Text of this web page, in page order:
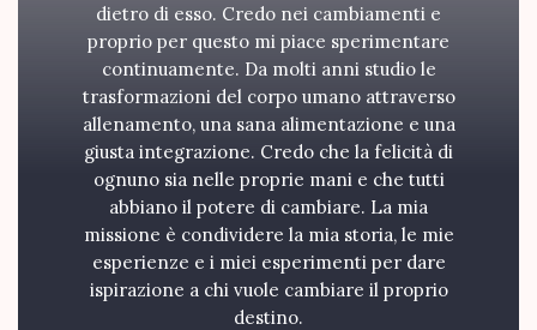
dietro di esso. Credo nei cambiamenti e
proprio per questo mi piace sperimentare
continuamente. Da molti anni studio le
trasformazioni del corpo umano attraverso
allenamento, una sana alimentazione e una
giusta integrazione. Credo che la felicità di
ognuno sia nelle proprie mani e che tutti
abbiano il potere di cambiare. La mia
missione è condividere la mia storia, le mie
esperienze e i miei esperimenti per dare
ispirazione a chi vuole cambiare il proprio
destino.